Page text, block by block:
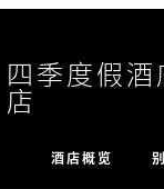
四季度假
店
酒店概览